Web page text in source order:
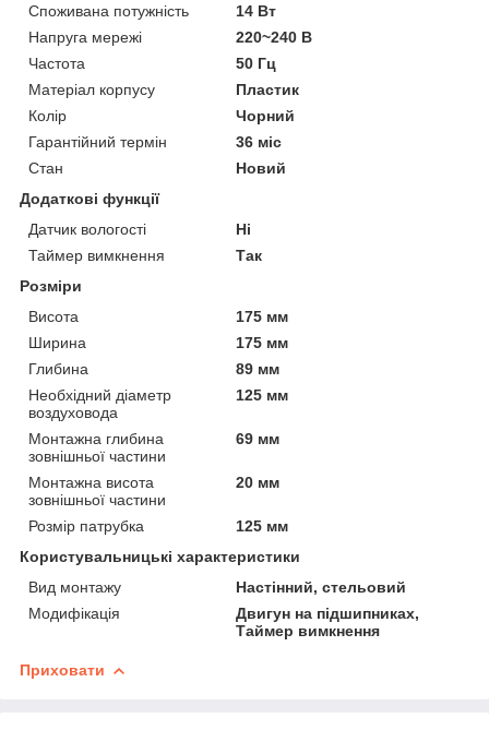
Споживана потужність
14 Вт
Напруга мережі
220~240 В
Частота
50 Гц
Матеріал корпусу
Пластик
Колір
Чорний
Гарантійний термін
36 міс
Стан
Новий
Додаткові функції
Датчик вологості
Ні
Таймер вимкнення
Так
Розміри
Висота
175 мм
Ширина
175 мм
Глибина
89 мм
Необхідний діаметр
воздуховода
125 мм
Монтажна глибина
зовнішньої частини
69 мм
Монтажна висота
зовнішньої частини
20 мм
Розмір патрубка
125 мм
Користувальницькі характеристики
Вид монтажу
Настінний, стельовий
Модифікація
Двигун на підшипниках,
Таймер вимкнення
Приховати